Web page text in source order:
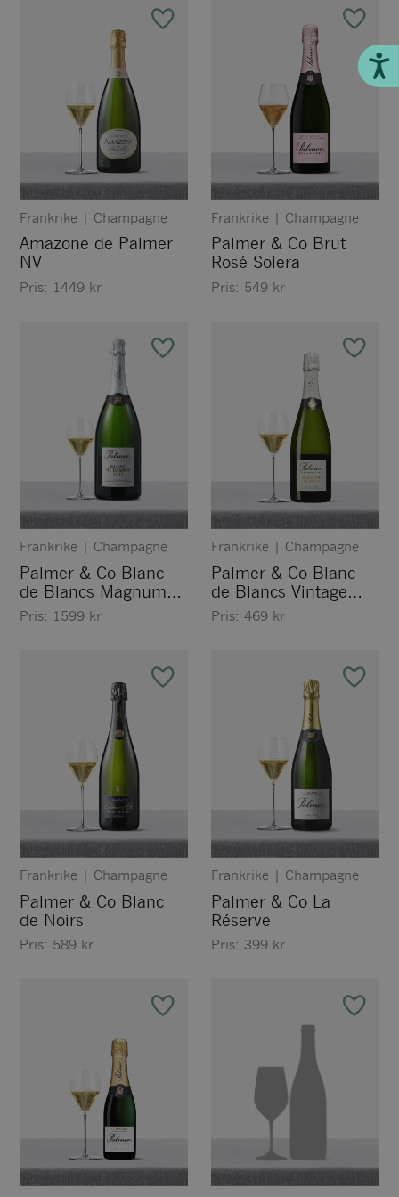
Frankrike | Champagne
Amazone de Palmer
NV
Pris: 1449 kr
Frankrike | Champagne
Palmer & Co Brut
Rosé Solera
Pris: 549 kr
Frankrike | Champagne
Palmer & Co Blanc
de Blancs Magnum
2013
Pris: 1599 kr
Frankrike | Champagne
Palmer & Co Blanc
de Blancs Vintage
2019
Pris:469 kr
Frankrike | Champagne
Palmer & Co Blanc
de Noirs
Pris: 589 kr
Frankrike | Champagne
Palmer & Co La
Réserve
Pris: 399 kr